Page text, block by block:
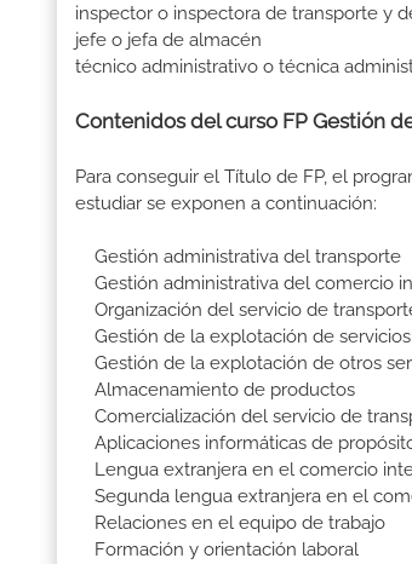
inspector o inspectora de transporte y
jefe o jefa de almacén
técnico administrativo o técnica
Contenidos del curso FP Gestión
Para conseguir el Título de FP, el
estudiar se exponen a continuación:
Gestión administrativa del transporte
Gestión administrativa del comercio
Organización del servicio de
Gestión de la explotación de
Gestión de la explotación de otros
Almacenamiento de productos
Comercialización del servicio de
Aplicaciones informáticas de
Lengua extranjera en el comercio
Segunda lengua extranjera en el
Relaciones en el equipo de trabajo
Formación y orientación laboral